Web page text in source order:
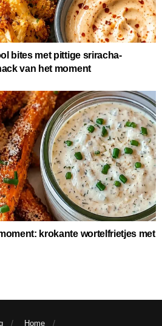
bites met pittige sriracha-
van het moment
krokante wortelfrietjes met
Home